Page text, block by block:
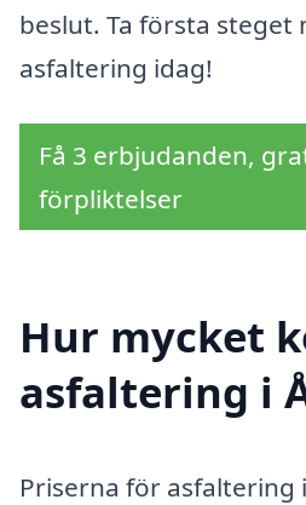
beslut. Ta första steget
asfaltering idag!
Få 3 erbjudanden,
förpliktelser
Hur mycket
asfaltering i
Priserna för asfaltering